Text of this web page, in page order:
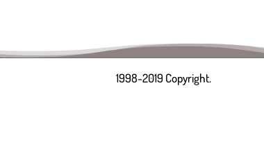
1998-2019 Copyright.